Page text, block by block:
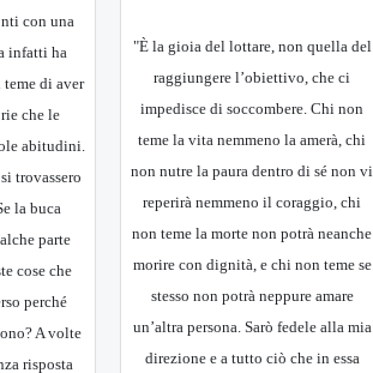
con una
infatti ha
di aver
che le
abitudini.
trovassero
la buca
parte
cose che
perché
A volte
risposta
"È la gioia del lottare, non quella del
raggiungere l’obiettivo, che ci
impedisce di soccombere. Chi non
teme la vita nemmeno la amerà, chi
non nutre la paura dentro di sé non vi
reperirà nemmeno il coraggio, chi
non teme la morte non potrà neanche
morire con dignità, e chi non teme se
stesso non potrà neppure amare
un’altra persona. Sarò fedele alla mia
direzione e a tutto ciò che in essa